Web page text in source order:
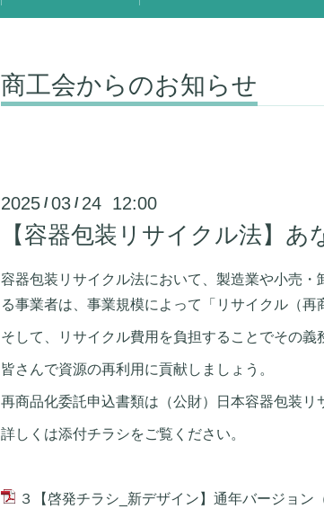
商工会からのお知らせ
2025 /03 / 24 12:00
【容器包装リサイクル法】
容器包装リサイクル法において、製造業や小売
る事業者は、事業規模によって「リサイクル（再
そして、リサイクル費用を負担することでその義
皆さんで資源の再利用に貢献しましょう。
再商品化委託申込書類は（公財）日本容器包装リ
詳しくは添付チラシをご覧ください。
３【啓発チラシ_新デザイン】通年バージョン